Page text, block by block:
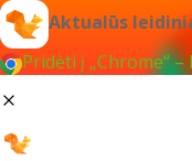
Aktualūs
Pridėti į „Chrome“ –